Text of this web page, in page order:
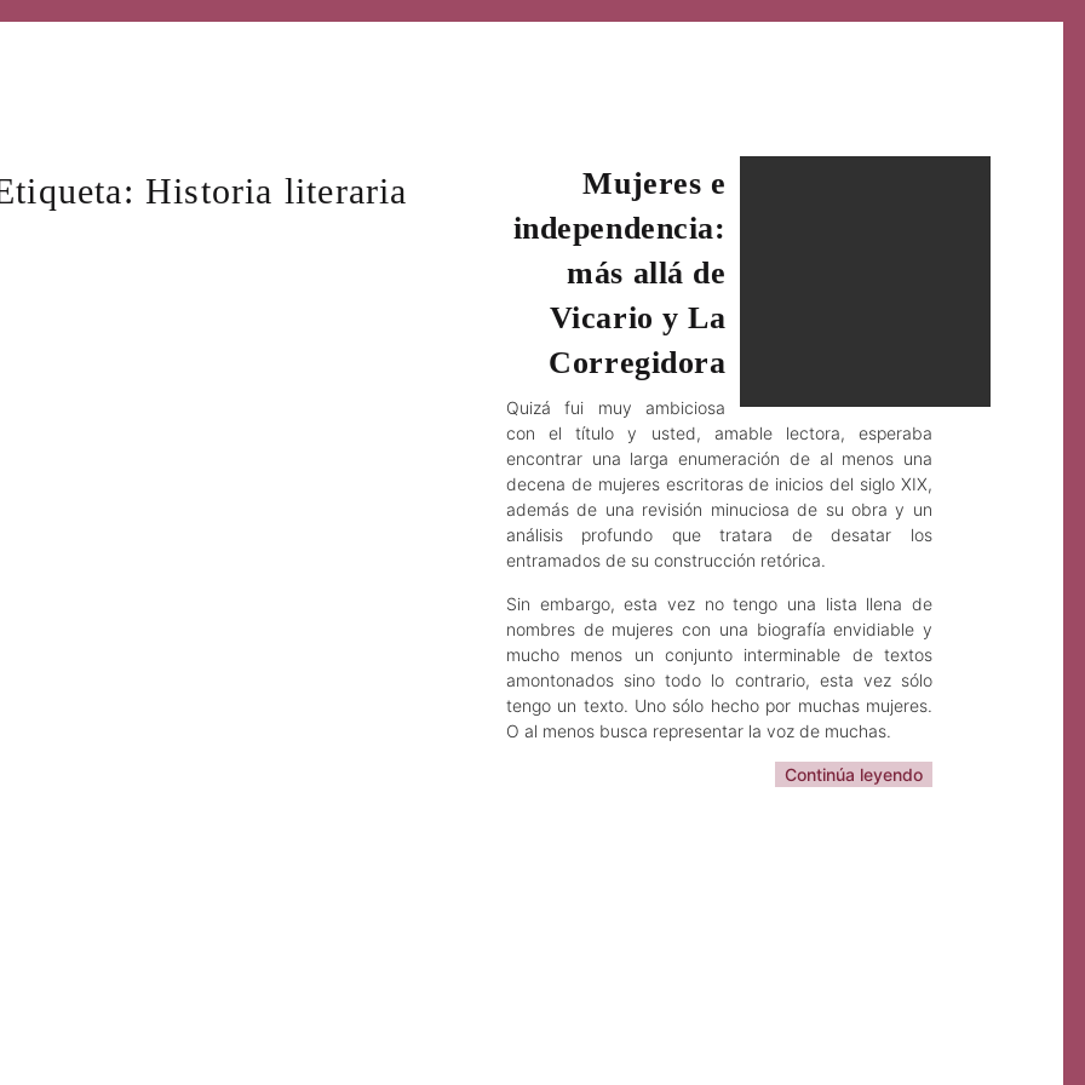
Historia literaria Giselle González Camacho
Sep 19, 2018
Mujeres e
independencia:
más allá de
Vicario y La
Corregidora
Quizá fui muy ambiciosa
con el título y usted, amable lectora, esperaba
encontrar una larga enumeración de al menos una
decena de mujeres escritoras de inicios del siglo XIX,
además de una revisión minuciosa de su obra y un
análisis profundo que tratara de desatar los
entramados de su construcción retórica.
Sin embargo, esta vez no tengo una lista llena de
nombres de mujeres con una biografía envidiable y
mucho menos un conjunto interminable de textos
amontonados sino todo lo contrario, esta vez sólo
tengo un texto. Uno sólo hecho por muchas mujeres.
O al menos busca representar la voz de muchas.
Continúa leyendo